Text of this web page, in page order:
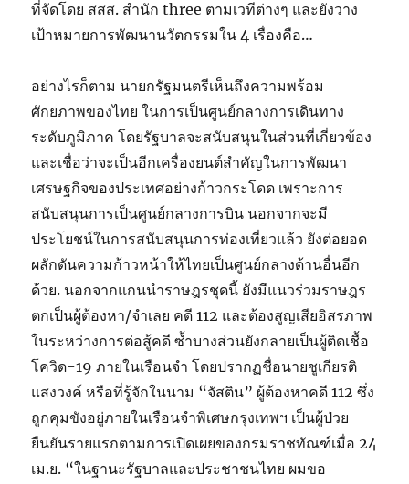
ที่จัดโดย สสส. สำนัก three ตามเวทีต่างๆ และยังวาง
เป้าหมายการพัฒนานวัตกรรมใน 4 เรื่องคือ…
อย่างไรก็ตาม นายกรัฐมนตรีเห็นถึงความพร้อม
ศักยภาพของไทย ในการเป็นศูนย์กลางการเดินทาง
ระดับภูมิภาค โดยรัฐบาลจะสนับสนุนในส่วนที่เกี่ยวข้อง
และเชื่อว่าจะเป็นอีกเครื่องยนต์สำคัญในการพัฒนา
เศรษฐกิจของประเทศอย่างก้าวกระโดด เพราะการ
สนับสนุนการเป็นศูนย์กลางการบิน นอกจากจะมี
ประโยชน์ในการสนับสนุนการท่องเที่ยวแล้ว ยังต่อยอด
ผลักดันความก้าวหน้าให้ไทยเป็นศูนย์กลางด้านอื่นอีก
ด้วย. นอกจากแกนนำราษฎรชุดนี้ ยังมีแนวร่วมราษฎร
ตกเป็นผู้ต้องหา/จำเลย คดี 112 และต้องสูญเสียอิสรภาพ
ในระหว่างการต่อสู้คดี ซ้ำบางส่วนยังกลายเป็นผู้ติดเชื้อ
โควิด-19 ภายในเรือนจำ โดยปรากฏชื่อนายชูเกียรติ
แสงวงค์ หรือที่รู้จักในนาม “จัสติน” ผู้ต้องหาคดี 112 ซึ่ง
ถูกคุมขังอยู่ภายในเรือนจำพิเศษกรุงเทพฯ เป็นผู้ป่วย
ยืนยันรายแรกตามการเปิดเผยของกรมราชทัณฑ์เมื่อ 24
เม.ย. “ในฐานะรัฐบาลและประชาชนไทย ผมขอ